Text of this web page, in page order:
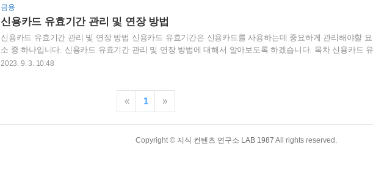
칩 손상에 의한 대처 방법 IC칩 손상 해결 방법 1. IC칩이란 무엇인가? IC칩은 Integrated Circuit의 약자로, 전
자 회로를 하나의 칩에 통합한 기술을 나타냅니다. 작고 복잡한 전자 회로를 하나의 작은 실리콘 칩에 집적하
여 제조한 것을 의미..
금융
신용카드 유효기간 관리 및 연장 방법
신용카드 유효기간 관리 및 연장 방법 신용카드 유효기간은 신용카드를 사용하는데 중요하게 관리해야할 요
소 중 하나입니다. 신용카드 유효기간 관리 및 연장 방법에 대해서 알아보도록 하겠습니다. 목차 신용카드 유
효기간이란? 신용카드 유효기간의 중요성 신용카드 유효기간 연장 방법 및 고객센터 유효기간 만료 시 조치
써있거나 표시된 기간동안 해당 카드를 사용할 수 있는 기간을 의미합니다. 일반적으로 신용카드의 유효기간
은 2~5년으로 설정되며, 이 기간이 지나면 카드는 더 이상 사용할 수 없게 됩니다. 2. ..
2023. 9. 3. 10:48
« 1 »
Copyright © 지식 컨텐츠 연구소 LAB 1987 All rights reserved.